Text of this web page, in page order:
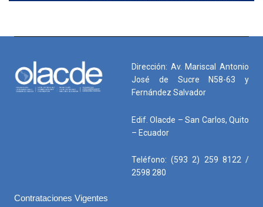
Sesión I de la L Reunión de Ministros
02:01:25
Olade socio estratégico del #HUBdeEnergia de
América Latina y el Caribe.
IEA-OLADE Ministerial Roundtable: English-
Dirección: Av. Mariscal Antonio
José de Sucre N58-63 y
Fernández Salvador
Edif. Olacde – San Carlos, Quito
– Ecuador
Teléfono: (593 2) 259 8122 /
2598 280
Contrataciones Vigentes